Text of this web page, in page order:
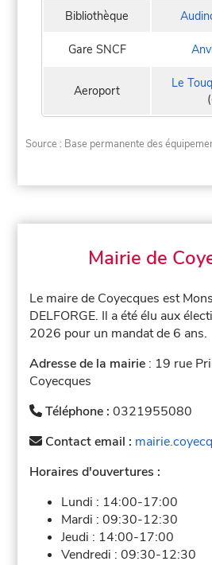
Bibliothèque
Gare SNCF
Aeroport
Le
Source : Base permanente des
Mairie de
Le maire de Coyecques est
DELFORGE. Il a été élu aux
2026 pour un mandat de 6 ans.
Adresse de la mairie : 19 rue
Coyecques
Téléphone :0321955080
Contact email :
Horaires d'ouvertures :
Lundi : 14:00-17:00
Mardi :09:30-12:30
Jeudi : 14:00-17:00
Vendredi :09:30-12:30